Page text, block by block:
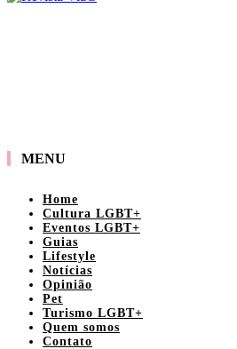
MENU
Home
Cultura LGBT+
Eventos LGBT+
Guias
Lifestyle
Notícias
Opinião
Pet
Turismo LGBT+
Quem somos
Contato